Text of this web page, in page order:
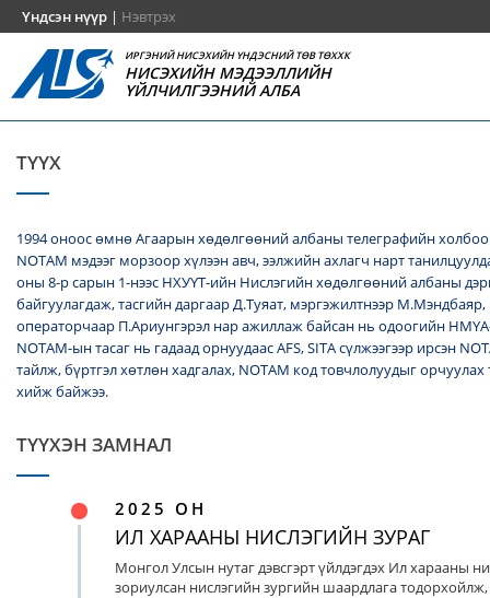
Үндсэн нүүр | Нэвтрэх
ИРГЭНИЙ НИСЭХИЙН ҮНДЭСНИЙ ТӨВ ТӨХХК
НИСЭХИЙН МЭДЭЭЛЛИЙН
ҮЙЛЧИЛГЭЭНИЙ АЛБА
ТҮҮХ
1994 оноос өмнө Агаарын хөдөлгөөний албаны телеграфийн
NОТАМ мэдээг морзоор хүлээн авч, ээлжийн ахлагч нарт
оны 8-р сарын 1-нээс НХУҮТ-ийн Нислэгийн хөдөлгөөний албаны
байгуулагдаж, тасгийн даргаар Д.Туяат, мэргэжилтнээр
операторчаар П.Ариунгэрэл нар ажиллаж байсан нь одоогийн
NOTAM-ын тасаг нь гадаад орнуудаас AFS, SITA сүлжээгээр ирсэн
тайлж, бүртгэл хөтлөн хадгалах, NОТАМ код товчлолуудыг
хийж байжээ.
ТҮҮХЭН ЗАМНАЛ
2025 ОН
ИЛ ХАРААНЫ НИСЛЭГИЙН ЗУРАГ
Монгол Улсын нутаг дэвсгэрт үйлдэгдэх Ил харааны
зориулсан нислэгийн зургийн шаардлага тодорхойлж,